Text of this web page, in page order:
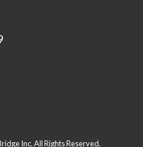
Inc. All Rights Reserved.